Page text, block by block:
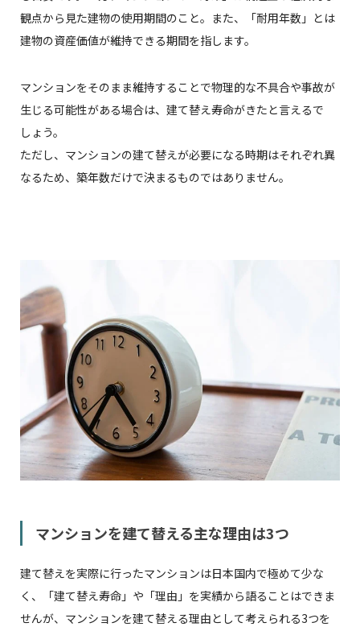
観点から見た建物の使用期間のこと。また、「耐用年数」とは
建物の資産価値が維持できる期間を指します。
マンションをそのまま維持することで物理的な不具合や事故が
生じる可能性がある場合は、建て替え寿命がきたと言えるで
しょう。
ただし、マンションの建て替えが必要になる時期はそれぞれ異
なるため、築年数だけで決まるものではありません。
マンションを建て替える主な理由は3つ
建て替えを実際に行ったマンションは日本国内で極めて少な
く、「建て替え寿命」や「理由」を実績から語ることはできま
せんが、マンションを建て替える理由として考えられる3つを